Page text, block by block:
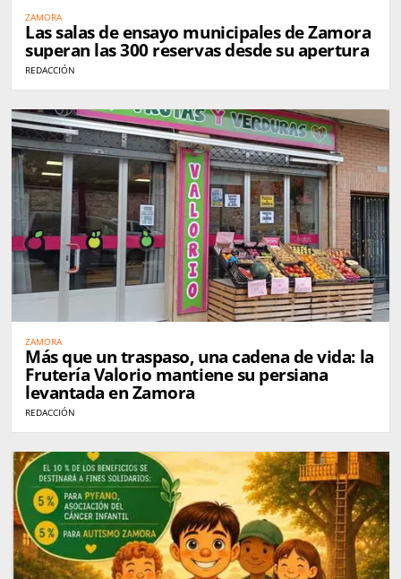
ZAMORA
Las salas de ensayo municipales de Zamora
superan las 300 reservas desde su apertura
REDACCIÓN
ZAMORA
Más que un traspaso, una cadena de vida: la
Frutería Valorio mantiene su persiana
levantada en Zamora
REDACCIÓN